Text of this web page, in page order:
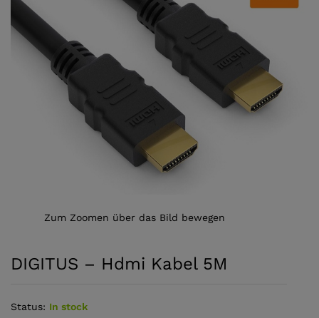
Zum Zoomen über das Bild bewegen
DIGITUS – Hdmi Kabel 5M
Status: In stock